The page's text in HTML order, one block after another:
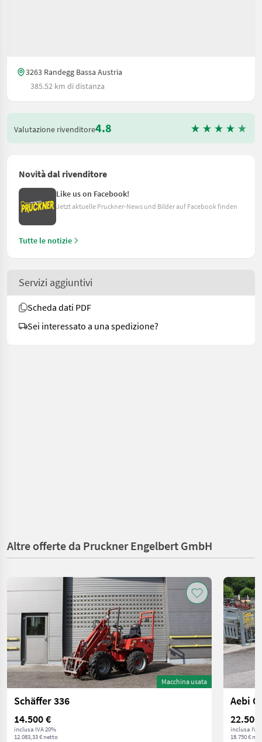
3263 Randegg Bassa Austria
385.52 km di distanza
Valutazione rivenditore4.8
Novità dal rivenditore
Like us on Facebook!
Jetzt aktuelle Pruckner-News und Bilder auf Facebook finden
Tutte le notizie
Servizi aggiuntivi
Scheda dati PDF
Sei interessato a una spedizione?
Altre offerte da Pruckner Engelbert GmbH
Macchina usata
Schäffer 336
14.500 €
inclusa IVA 20%
12.083,33 € netto
Aebi
22.500
inclusa IVA
18.750 €